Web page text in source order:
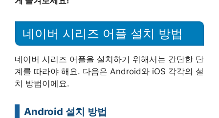
네이버 시리즈 어플 설치 방법
네이버 시리즈 어플을 설치하기 위해서는 간단한 단
계를 따라야 해요. 다음은 Android와 iOS 각각의 설
치 방법이에요.
Android 설치 방법